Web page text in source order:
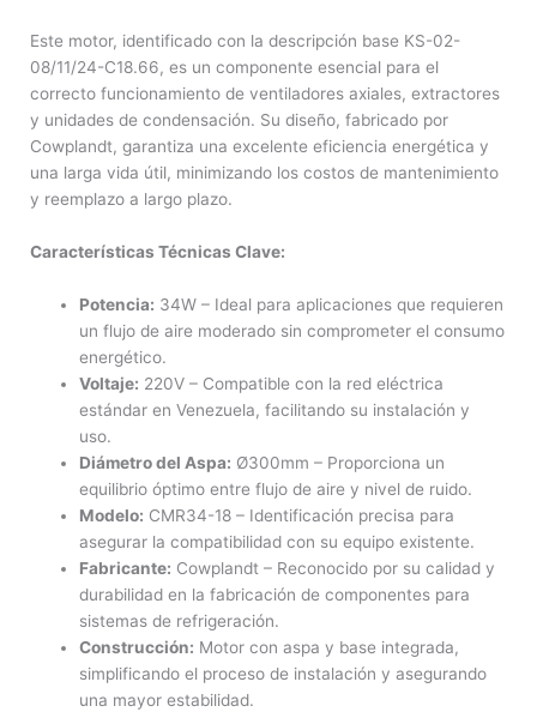
Este motor, identificado con la descripción base KS-02-
08/11/24-C18.66, es un componente esencial para el
correcto funcionamiento de ventiladores axiales, extractores
y unidades de condensación. Su diseño, fabricado por
Cowplandt, garantiza una excelente eficiencia energética y
una larga vida útil, minimizando los costos de mantenimiento
y reemplazo a largo plazo.
Características Técnicas Clave:
Potencia: 34W – Ideal para aplicaciones que requieren
un flujo de aire moderado sin comprometer el consumo
energético.
Voltaje: 220V – Compatible con la red eléctrica
estándar en Venezuela, facilitando su instalación y
uso.
Diámetro del Aspa: Ø300mm – Proporciona un
equilibrio óptimo entre flujo de aire y nivel de ruido.
Modelo: CMR34-18 – Identificación precisa para
asegurar la compatibilidad con su equipo existente.
Fabricante: Cowplandt – Reconocido por su calidad y
durabilidad en la fabricación de componentes para
sistemas de refrigeración.
Construcción: Motor con aspa y base integrada,
simplificando el proceso de instalación y asegurando
una mayor estabilidad.